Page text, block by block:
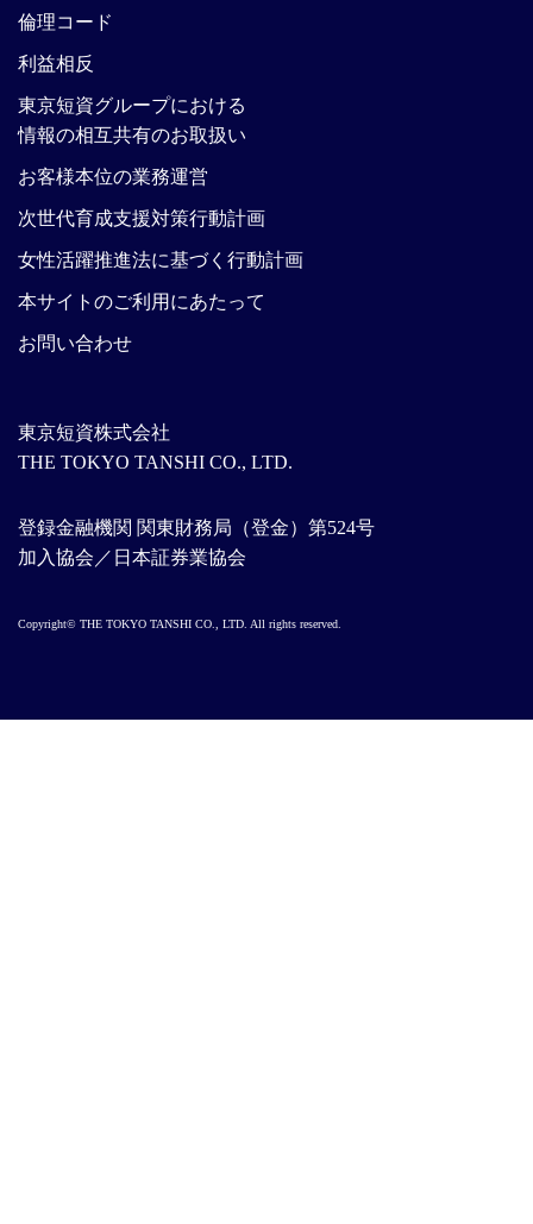
東京短資株式会社
THE TOKYO TANSHI CO., LTD.
登録金融機関 関東財務局（登金）第524号
加入協会／日本証券業協会
倫理コード
利益相反
東京短資グループにおける
情報の相互共有のお取扱い
お客様本位の業務運営
次世代育成支援対策行動計画
女性活躍推進法に基づく行動計画
本サイトのご利用にあたって
お問い合わせ
Copyright© THE TOKYO TANSHI CO., LTD. All rights reserved.